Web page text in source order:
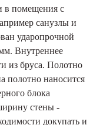
в помещения с
санузлы и
ударопрочной
Внутреннее
из бруса. Полотно
полотно наносится
блока
стены -
докупать и